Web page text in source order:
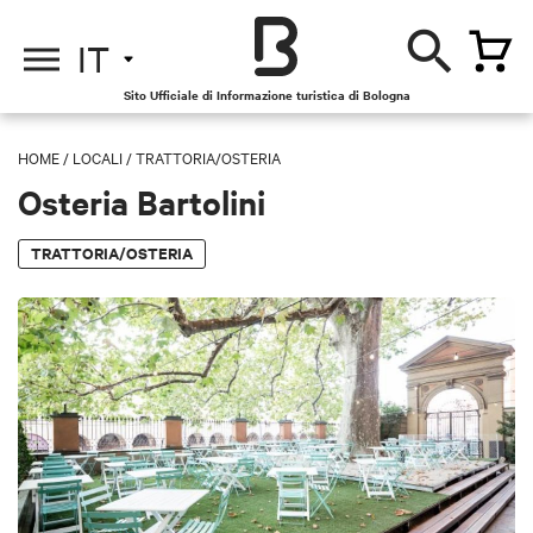
IT
Sito Ufficiale di Informazione turistica di Bologna
HOME / LOCALI /TRATTORIA/OSTERIA
Osteria Bartolini
TRATTORIA/OSTERIA